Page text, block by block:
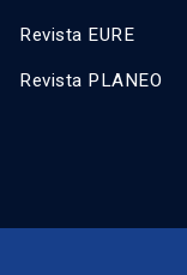
Revista EURE
Revista PLANEO